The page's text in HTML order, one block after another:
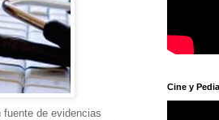
de evidencias
Cine y